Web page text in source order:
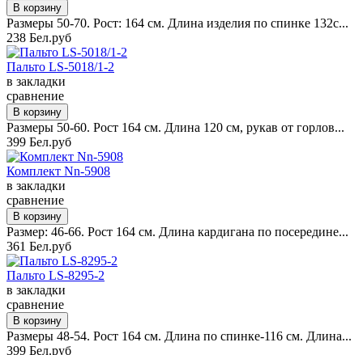
Размеры 50-70. Рост: 164 см. Длина изделия по спинке 132с...
238 Бел.руб
Пальто LS-5018/1-2
в закладки
сравнение
Размеры 50-60. Рост 164 см. Длина 120 см, рукав от горлов...
399 Бел.руб
Комплект Nn-5908
в закладки
сравнение
Размер: 46-66. Рост 164 см. Длина кардигана по посередине...
361 Бел.руб
Пальто LS-8295-2
в закладки
сравнение
Размеры 48-54. Рост 164 см. Длина по спинке-116 см. Длина...
399 Бел.руб